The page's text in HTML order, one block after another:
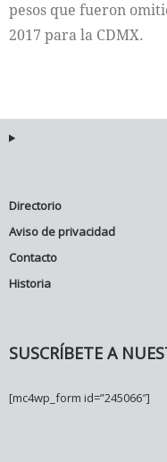
pesos que fueron
2017 para la CDMX.
Directorio
Aviso de privacidad
Contacto
Historia
SUSCRÍBETE A
[mc4wp_form id=”245066″]